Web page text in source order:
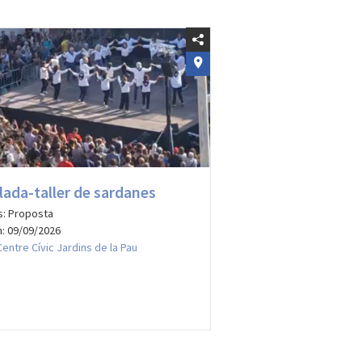
taller de sardanes
Proposta
09/09/2026
Cívic Jardins de la Pau